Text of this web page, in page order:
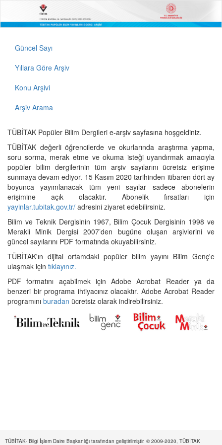
Güncel Sayı
Yıllara Göre Arşiv
Konu Arşivi
Arşiv Arama
TÜBİTAK Popüler Bilim Dergileri e-arşiv sayfasına hoşgeldiniz.
TÜBİTAK değerli öğrencilerde ve okurlarında araştırma yapma,
soru sorma, merak etme ve okuma isteği uyandırmak amacıyla
popüler bilim dergilerinin tüm arşiv sayılarını ücretsiz erişime
sunmaya devam ediyor. 15 Kasım 2020 tarihinden itibaren dört ay
boyunca yayımlanacak tüm yeni sayılar sadece abonelerin
erişimine açık olacaktır. Abonelik fırsatları için
yayinlar.tubitak.gov.tr/ adresini ziyaret edebilirsiniz.
Bilim ve Teknik Dergisinin 1967, Bilim Çocuk Dergisinin 1998 ve
Merakli Minik Dergisi 2007’den bugüne oluşan arşivlerini ve
güncel sayılarını PDF formatında okuyabilirsiniz.
TÜBİTAK'ın dijital ortamdaki popüler bilim yayını Bilim Genç'e
ulaşmak için tıklayınız.
PDF formatını açabilmek için Adobe Acrobat Reader ya da
benzeri bir programa ihtiyacınız olacaktır. Adobe Acrobat Reader
programını buradan ücretsiz olarak indirebilirsiniz.
TÜBİTAK- Bilgi İşlem Daire Başkanlığı tarafından geliştirilmiştir. © 2009-2020, TÜBİTAK